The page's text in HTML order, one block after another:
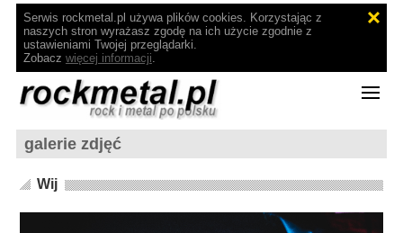
Serwis rockmetal.pl używa plików cookies. Korzystając z
naszych stron wyrażasz zgodę na ich użycie zgodnie z
ustawieniami Twojej przeglądarki.
Zobacz więcej informacji.
galerie zdjęć
Wij